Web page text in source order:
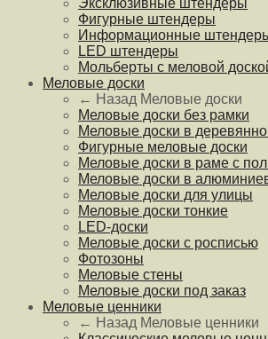
Фигурные штендеры
Информационные
LED штендеры
Мольберты с меловой
Меловые доски
← Назад Меловые доски
Меловые доски без рамки
Меловые доски в
Фигурные меловые доски
Меловые доски в раме с
Меловые доски в
Меловые доски для улицы
Меловые доски тонкие
LED-доски
Меловые доски с росписью
Фотозоны
Меловые стены
Меловые доски под заказ
Меловые ценники
← Назад Меловые ценники